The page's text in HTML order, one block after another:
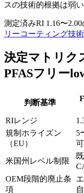
スの技術的根拠は弱
測定済みRI 1.16〜
リーコーティング技術
決定マトリク
PFASフリー
判断基準
RIレンジ
規制ホライズン
（EU）
5
米国州レベル制限
OEM段階的廃止条
項